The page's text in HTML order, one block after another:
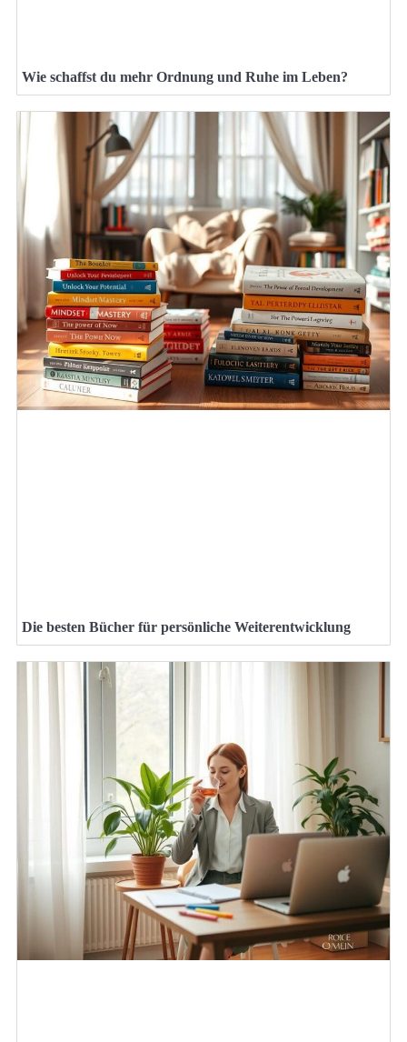
Wie schaffst du mehr Ordnung und Ruhe im Leben?
Die besten Bücher für persönliche Weiterentwicklung